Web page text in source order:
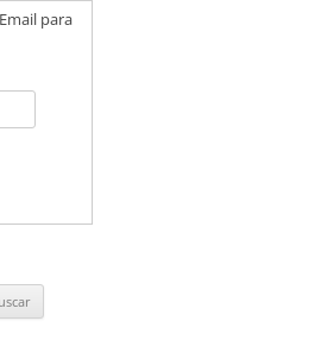
para